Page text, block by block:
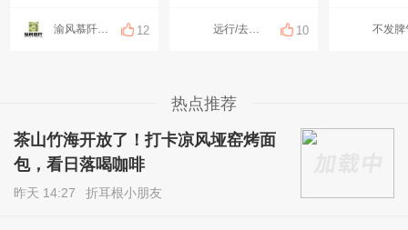
渝风慕阡香米 12 远行/去邂逅世界 10
热点推荐
茶山竹海开放了！打卡凉风垭窑烤面
包，看日落喝咖啡
昨天 14:27 折耳根小朋友